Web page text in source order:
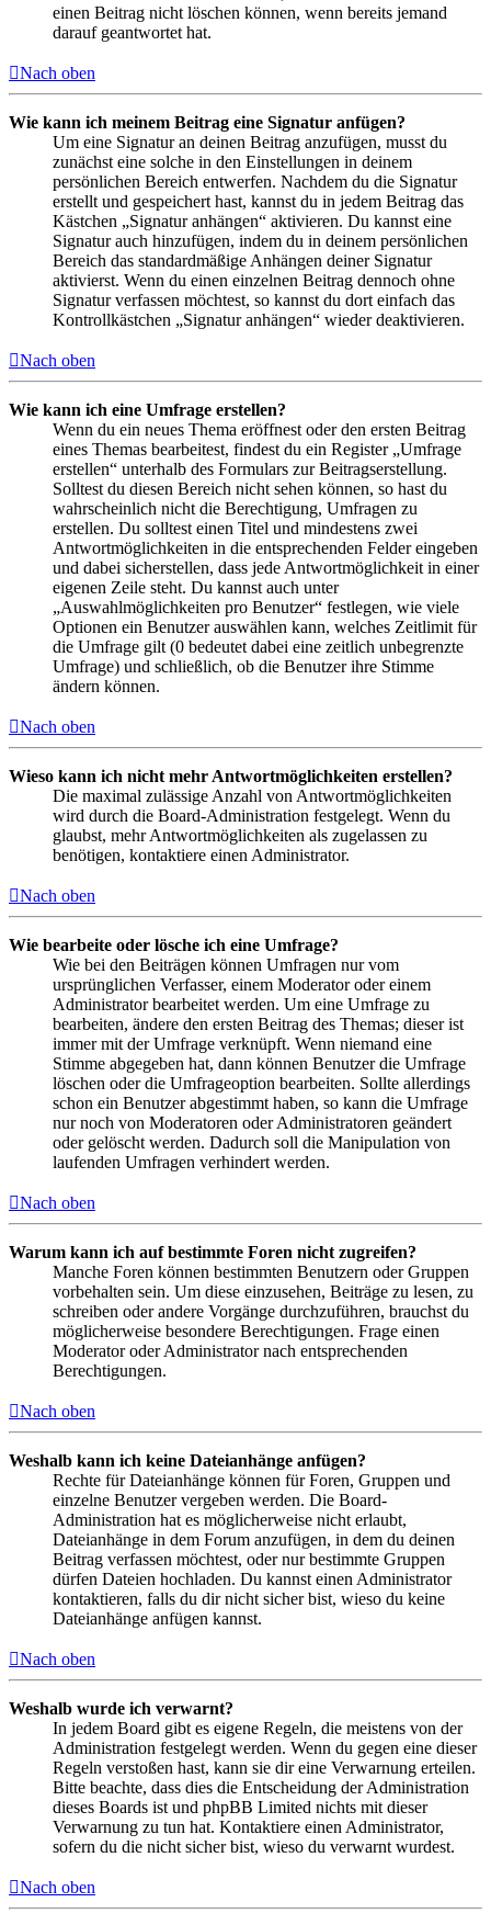
einen Beitrag nicht löschen können, wenn bereits jemand
darauf geantwortet hat.
Nach oben
Wie kann ich meinem Beitrag eine Signatur anfügen?
Um eine Signatur an deinen Beitrag anzufügen, musst du
zunächst eine solche in den Einstellungen in deinem
persönlichen Bereich entwerfen. Nachdem du die Signatur
erstellt und gespeichert hast, kannst du in jedem Beitrag das
Kästchen „Signatur anhängen“ aktivieren. Du kannst eine
Signatur auch hinzufügen, indem du in deinem persönlichen
Bereich das standardmäßige Anhängen deiner Signatur
aktivierst. Wenn du einen einzelnen Beitrag dennoch ohne
Signatur verfassen möchtest, so kannst du dort einfach das
Kontrollkästchen „Signatur anhängen“ wieder deaktivieren.
Nach oben
Wie kann ich eine Umfrage erstellen?
Wenn du ein neues Thema eröffnest oder den ersten Beitrag
eines Themas bearbeitest, findest du ein Register „Umfrage
erstellen“ unterhalb des Formulars zur Beitragserstellung.
Solltest du diesen Bereich nicht sehen können, so hast du
wahrscheinlich nicht die Berechtigung, Umfragen zu
erstellen. Du solltest einen Titel und mindestens zwei
Antwortmöglichkeiten in die entsprechenden Felder eingeben
und dabei sicherstellen, dass jede Antwortmöglichkeit in einer
eigenen Zeile steht. Du kannst auch unter
„Auswahlmöglichkeiten pro Benutzer“ festlegen, wie viele
Optionen ein Benutzer auswählen kann, welches Zeitlimit für
die Umfrage gilt (0 bedeutet dabei eine zeitlich unbegrenzte
Umfrage) und schließlich, ob die Benutzer ihre Stimme
ändern können.
Nach oben
Wieso kann ich nicht mehr Antwortmöglichkeiten erstellen?
Die maximal zulässige Anzahl von Antwortmöglichkeiten
wird durch die Board-Administration festgelegt. Wenn du
glaubst, mehr Antwortmöglichkeiten als zugelassen zu
benötigen, kontaktiere einen Administrator.
Nach oben
Wie bearbeite oder lösche ich eine Umfrage?
Wie bei den Beiträgen können Umfragen nur vom
ursprünglichen Verfasser, einem Moderator oder einem
Administrator bearbeitet werden. Um eine Umfrage zu
bearbeiten, ändere den ersten Beitrag des Themas; dieser ist
immer mit der Umfrage verknüpft. Wenn niemand eine
Stimme abgegeben hat, dann können Benutzer die Umfrage
löschen oder die Umfrageoption bearbeiten. Sollte allerdings
schon ein Benutzer abgestimmt haben, so kann die Umfrage
nur noch von Moderatoren oder Administratoren geändert
oder gelöscht werden. Dadurch soll die Manipulation von
laufenden Umfragen verhindert werden.
Nach oben
Warum kann ich auf bestimmte Foren nicht zugreifen?
Manche Foren können bestimmten Benutzern oder Gruppen
vorbehalten sein. Um diese einzusehen, Beiträge zu lesen, zu
schreiben oder andere Vorgänge durchzuführen, brauchst du
möglicherweise besondere Berechtigungen. Frage einen
Moderator oder Administrator nach entsprechenden
Berechtigungen.
Nach oben
Weshalb kann ich keine Dateianhänge anfügen?
Rechte für Dateianhänge können für Foren, Gruppen und
einzelne Benutzer vergeben werden. Die Board-
Administration hat es möglicherweise nicht erlaubt,
Dateianhänge in dem Forum anzufügen, in dem du deinen
Beitrag verfassen möchtest, oder nur bestimmte Gruppen
dürfen Dateien hochladen. Du kannst einen Administrator
kontaktieren, falls du dir nicht sicher bist, wieso du keine
Dateianhänge anfügen kannst.
Nach oben
Weshalb wurde ich verwarnt?
In jedem Board gibt es eigene Regeln, die meistens von der
Administration festgelegt werden. Wenn du gegen eine dieser
Regeln verstoßen hast, kann sie dir eine Verwarnung erteilen.
Bitte beachte, dass dies die Entscheidung der Administration
dieses Boards ist und phpBB Limited nichts mit dieser
Verwarnung zu tun hat. Kontaktiere einen Administrator,
sofern du die nicht sicher bist, wieso du verwarnt wurdest.
Nach oben